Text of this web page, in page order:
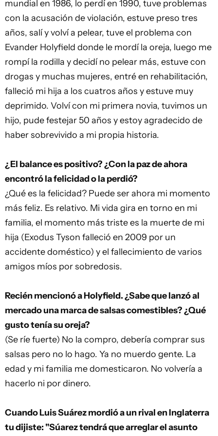
mundial en 1986, lo perdí en 1990, tuve problemas
con la acusación de violación, estuve preso tres
años, salí y volví a pelear, tuve el problema con
Evander Holyfield donde le mordí la oreja, luego me
rompí la rodilla y decidí no pelear más, estuve con
drogas y muchas mujeres, entré en rehabilitación,
falleció mi hija a los cuatros años y estuve muy
deprimido. Volví con mi primera novia, tuvimos un
hijo, pude festejar 50 años y estoy agradecido de
haber sobrevivido a mi propia historia.
¿El balance es positivo? ¿Con la paz de ahora
encontró la felicidad o la perdió?
¿Qué es la felicidad? Puede ser ahora mi momento
más feliz. Es relativo. Mi vida gira en torno en mi
familia, el momento más triste es la muerte de mi
hija (Exodus Tyson falleció en 2009 por un
accidente doméstico) y el fallecimiento de varios
amigos míos por sobredosis.
Recién mencionó a Holyfield. ¿Sabe que lanzó al
mercado una marca de salsas comestibles? ¿Qué
gusto tenía su oreja?
(Se ríe fuerte) No la compro, debería comprar sus
salsas pero no lo hago. Ya no muerdo gente. La
edad y mi familia me domesticaron. No volvería a
hacerlo ni por dinero.
Cuando Luis Suárez mordió a un rival en Inglaterra
tu dijiste: "Súarez tendrá que arreglar el asunto